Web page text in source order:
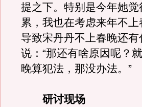
提之下。特别是今年她
累，我也在考虑来年不
导致宋丹丹不上春晚还
说：“那还有啥原因呢？
晚算犯法，那没办法。”
研讨现场